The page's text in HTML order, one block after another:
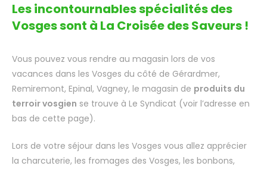
Les incontournables spécialités des
Vosges sont à La Croisée des Saveurs !
Vous pouvez vous rendre au magasin lors de vos
vacances dans les Vosges du côté de Gérardmer,
Remiremont, Epinal, Vagney, le magasin de produits du
terroir vosgien se trouve à Le Syndicat (voir l’adresse en
bas de cette page).
Lors de votre séjour dans les Vosges vous allez apprécier
la charcuterie, les fromages des Vosges, les bonbons,